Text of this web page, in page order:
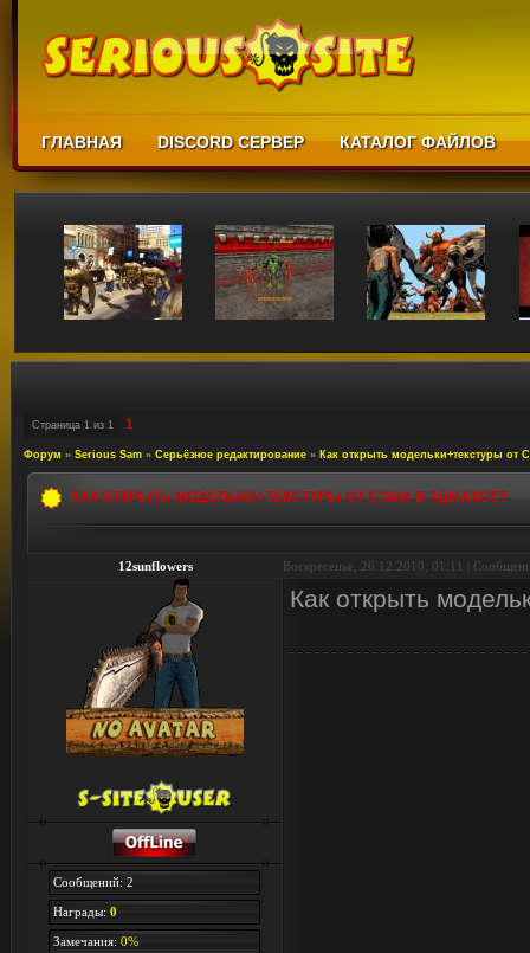
ГЛАВНАЯ DISCORD СЕРВЕР КАТАЛОГ ФАЙЛОВ
Страница 1 из 1 1
Форум » Serious Sam » Серьёзное редактирование » Как открыть модельки+текстуры от
КАК ОТКРЫТЬ МОДЕЛЬКИ+ТЕКСТУРЫ ОТ СЭМА В 3ДМАКСЕ?
12sunflowers Воскресенье, 26.12.2010, 01:11 |
Сообщений: 2
Награды: 0
Замечания: 0%
Как открыть